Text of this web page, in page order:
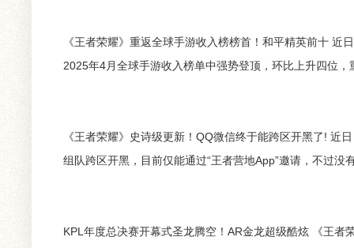
《王者荣耀》重返全球手游收入榜榜首！和平精英前十
2025年4月全球手游收入榜单中强势登顶，环比上升四位
《王者荣耀》史诗级更新！QQ微信终于能跨区开黑了! 近
组队跨区开黑，目前仅能通过“王者营地App”邀请，不过
KPL年度总决赛开幕式圣龙腾空！AR金龙超级酷炫 《王